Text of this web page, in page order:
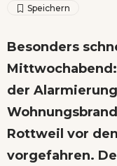
Besonders
der
Rottweil vor
vorgefahren.